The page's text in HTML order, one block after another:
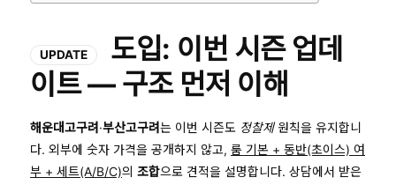
UPDATE
도입: 이번 시즌 업데
이트 — 구조 먼저 이해
해운대고구려 ·부산고구려는 이번 시즌도 정찰제원칙을 유지합니
다. 외부에 숫자 가격을 공개하지 않고, 룸 기본 + 동반(초이스) 여
부 + 세트(A/B/C)의 조합으로 견적을 설명합니다. 상담에서 받은